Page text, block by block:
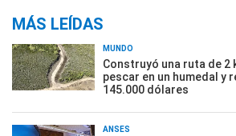
MÁS LEÍDAS
MUNDO
Construyó una ruta de 2
pescar en un humedal y
145.000 dólares
ANSES